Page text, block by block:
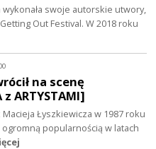
swoje autorskie utwory,
Out Festival. W 2018 roku
na scenę
z ARTYSTAMI]
Macieja Łyszkiewicza w 1987 roku
ogromną popularnością w latach